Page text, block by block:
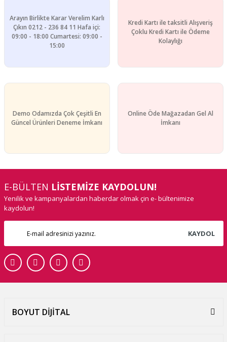
Arayın Birlikte Karar Verelim Karlı
Çıkın 0212 - 236 84 11 Hafa içi:
09:00 - 18:00 Cumartesi: 09:00 -
15:00
Kredi Kartı ile taksitli Alışveriş
Çoklu Kredi Kartı ile Ödeme
Kolaylığı
Demo Odamızda Çok Çeşitli En
Güncel Ürünleri Deneme İmkanı
Online Öde Mağazadan Gel Al
İmkanı
E-BÜLTEN LİSTEMİZE KAYDOLUN!
Yenilik ve kampanyalardan haberdar olmak çin e- bültenimize
kaydolun!
KAYDOL
BOYUT DİJİTAL